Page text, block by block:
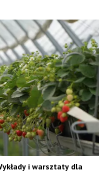
i warsztaty dla